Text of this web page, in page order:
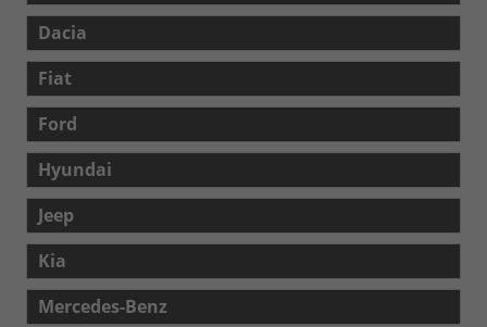
Dacia
Fiat
Ford
Hyundai
Jeep
Kia
Mercedes-Benz